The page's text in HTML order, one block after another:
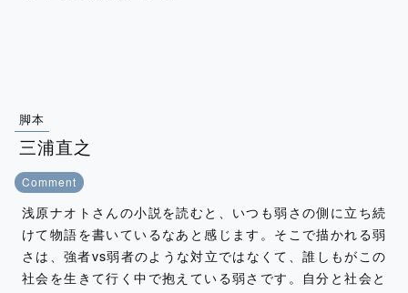
脚本
三浦直之
Comment
浅原ナオトさんの小説を読むと、いつも弱さの側に立ち続
けて物語を書いているなあと感じます。そこで描かれる弱
さは、強者vs弱者のような対立ではなくて、誰しもがこの
社会を生きて行く中で抱えている弱さです。自分と社会と